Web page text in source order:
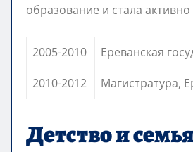
образование и стала
2005-2010
Ереванская
2010-2012
Магистратура,
Детство и